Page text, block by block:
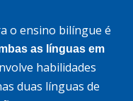
o ensino bilíngue é
as línguas em
habilidades
duas línguas de